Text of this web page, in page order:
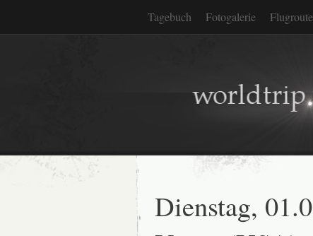
Tagebuch Fotogalerie Flugroute
Dienstag,